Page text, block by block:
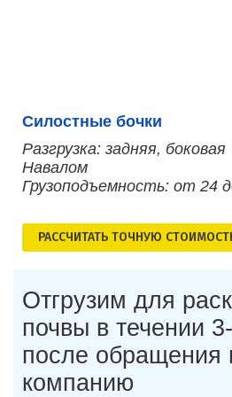
Силостные бочки
Разгрузка: задняя, боковая
Навалом
Грузоподъемность: от 24
РАСCЧИТАТЬ ТОЧНУЮ
Отгрузим для
почвы в течении
после обращения
компанию